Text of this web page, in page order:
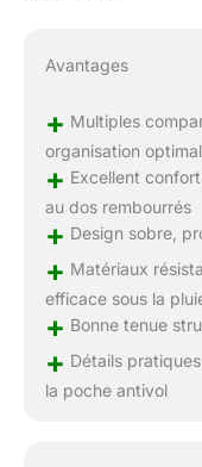
Avantages
+ Multiples
organisation
+ Excellent
au dos rembourrés
+ Design sobre,
+ Matériaux
efficace sous la
+ Bonne tenue
+ Détails
la poche antivol